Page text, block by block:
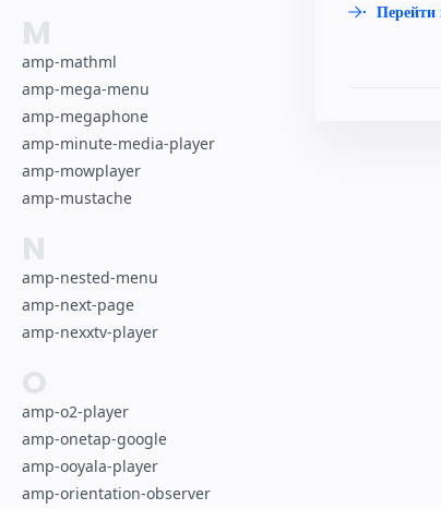
M
amp-mathml
amp-mega-menu
amp-megaphone
amp-minute-media-player
amp-mowplayer
amp-mustache
N
amp-nested-menu
amp-next-page
amp-nexxtv-player
O
amp-o2-player
amp-onetap-google
amp-ooyala-player
amp-orientation-observer